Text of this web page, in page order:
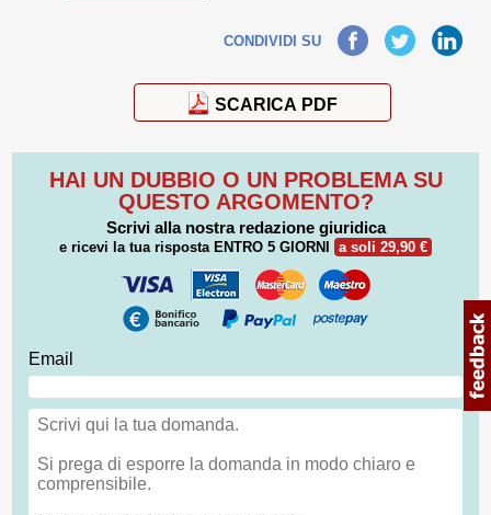
CONDIVIDI SUFacebook TwitterLinkedIn
SCARICA PDF
HAI UN DUBBIO O UN PROBLEMA SU
QUESTO ARGOMENTO?
Scrivi alla nostra redazione giuridica
e ricevi la tua risposta ENTRO 5 GIORNI a soli 29,90 €
Email